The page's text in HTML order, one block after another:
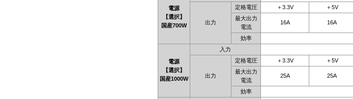
電源
【選択】
国産700W
出力
定格電圧 ＋3.3V ＋5V
最大出力
電流
16A 16A
効率
電源
【選択】
国産1000W
入力
出力
定格電圧 ＋3.3V ＋5V
最大出力
電流
25A 25A
効率